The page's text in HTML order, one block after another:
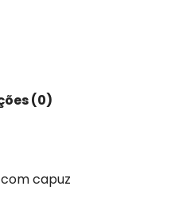
(0)
capuz